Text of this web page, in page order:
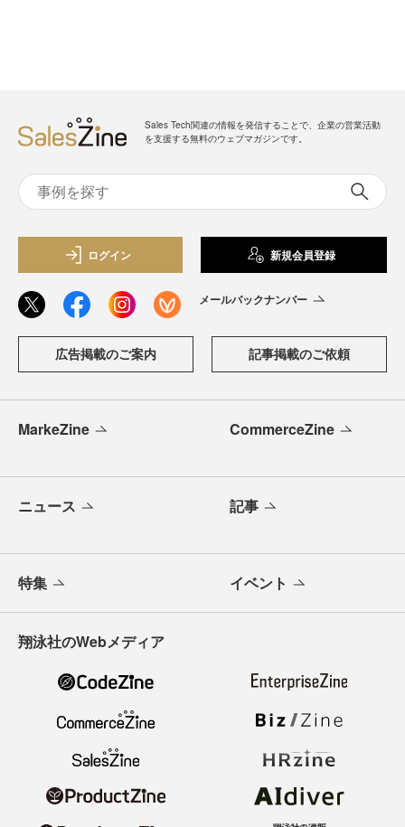
Sales Tech関連の情報を発信することで、企業の営業活動
を支援する無料のウェブマガジンです。
ログイン 新規会員登録
メールバックナンバー
広告掲載のご案内 記事掲載のご依頼
MarkeZine CommerceZine
ニュース 記事
特集 イベント
翔泳社のWebメディア